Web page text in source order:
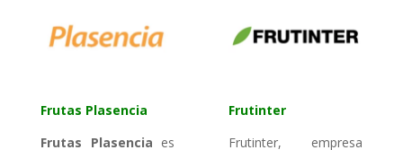
Frutas Plasencia
Frutas Plasencia es
Frutinter
Frutinter, empresa